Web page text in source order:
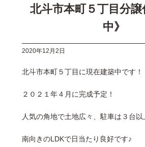
北斗市本町５丁目分
中》
2020年12月2日
北斗市本町５丁目に現在建築中です！
２０２１年４月に完成予定！
人気の角地で土地広々、駐車は３台以
南向きのLDKで日当たり良好です♪